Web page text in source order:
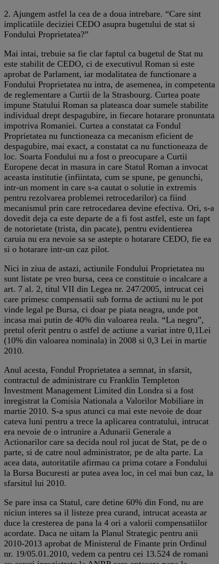
2. Ajungem astfel la cea de a doua intrebare. “Care sint
implicatiile deciziei CEDO asupra bugetului de stat si
Fondului Proprietatea?”
Mai intai, trebuie sa fie clar faptul ca bugetul de Stat nu
este stabilit de CEDO, ci de executivul Roman si este
aprobat de Parlament, iar modalitatea de functionare a
Fondului Proprietatea nu intra, de asemenea, in competenta
de reglementare a Curtii de la Strasbourg. Curtea poate
impune Statului Roman sa plateasca doar sumele stabilite
individual drept despagubire, in fiecare hotarare pronuntata
impotriva Romaniei. Curtea a constatat ca Fondul
Proprietatea nu functioneaza ca mecanism eficient de
despagubire, mai exact, a constatat ca nu functioneaza de
loc. Soarta Fondului nu a fost o preocupare a Curtii
Europene decat in masura in care Statul Roman a invocat
aceasta institutie (infiintata, cum se spune, pe genunchi,
intr-un moment in care s-a cautat o solutie in extremis
pentru rezolvarea problemei retrocedarilor) ca fiind
mecanismul prin care retrocedarea devine efectiva. Ori, s-a
dovedit deja ca este departe de a fi fost astfel, este un fapt
de notorietate (trista, din pacate), pentru evidentierea
caruia nu era nevoie sa se astepte o hotarare CEDO, fie ea
si o hotarare intr-un caz pilot.
Nici in ziua de astazi, actiunile Fondului Proprietatea nu
sunt listate pe vreo bursa, ceea ce constituie o incalcare a
art. 7 al. 2, titul VII din Legea nr. 247/2005, intrucat cei
care primesc compensatii sub forma de actiuni nu le pot
vinde legal pe Bursa, ci doar pe piata neagra, unde pot
incasa mai putin de 40% din valoarea reala. “La negru”,
pretul oferit pentru o astfel de actiune a variat intre 0,1Lei
(10% din valoarea nominala) in 2008 si 0,3 Lei in martie
2010.
Anul acesta, Fondul Proprietatea a semnat, in sfarsit,
contractul de administrare cu Franklin Templeton
Investment Management Limited din Londra si a fost
inregistrat la Comisia Nationala a Valorilor Mobiliare in
martie 2010. S-a spus atunci ca mai este nevoie de doar
cateva luni pentru a trece la aplicarea contratului, intrucat
era nevoie de o intrunire a Adunarii Generale a
Actionarilor care sa decida noul rol jucat de Stat, pe de o
parte, si de catre noul administrator, pe de alta parte. La
acea data, autoritatile afirmau ca prima cotare a Fondului
la Bursa Bucuresti ar putea avea loc, in cel mai bun caz, la
sfarsitul lui 2010.
Se pare insa ca Statul, care detine 60% din Fond, nu are
niciun interes sa il listeze prea curand, intrucat aceasta ar
duce la cresterea de pana la 4 ori a valorii compensatiilor
acordate. Daca ne uitam la Planul Strategic pentru anii
2010-2013 aprobat de Ministerul de Finante prin Ordinul
nr. 19/05.01.2010, vedem ca pentru cei 13.524 de romani